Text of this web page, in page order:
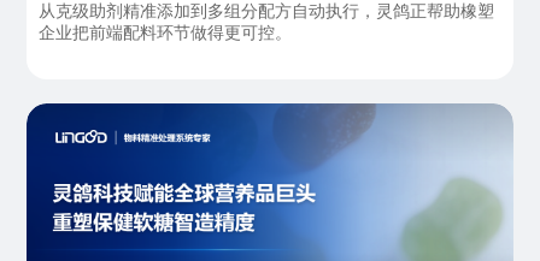
从克级助剂精准添加到多组分配方自动执行，灵鸽正帮助橡塑
企业把前端配料环节做得更可控。